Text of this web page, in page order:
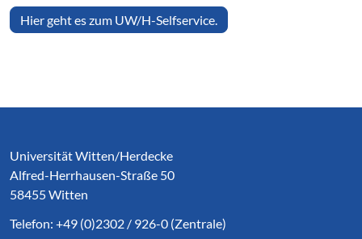
Hier geht es zum UW/H-Selfservice.
Universität Witten/Herdecke
Alfred-Herrhausen-Straße 50
58455 Witten
Telefon: +49 (0)2302 / 926-0 (Zentrale)